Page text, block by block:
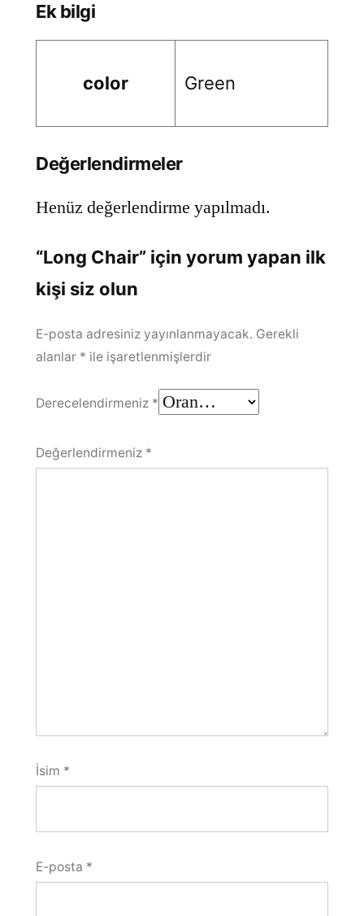
Ek bilgi
color Green
Değerlendirmeler
Henüz değerlendirme yapılmadı.
“Long Chair” için yorum yapan ilk
kişi siz olun
E-posta adresiniz yayınlanmayacak. Gerekli
alanlar * ile işaretlenmişlerdir
Derecelendirmeniz *
Değerlendirmeniz *
İsim *
E-posta *